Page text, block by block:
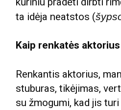
ta idėja neatstos (
Kaip renkatės
Renkantis aktorius,
stuburas, tikėjimas,
su žmogumi, kad jis